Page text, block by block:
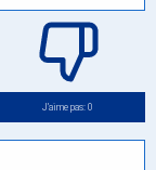
J’aime pas: 0